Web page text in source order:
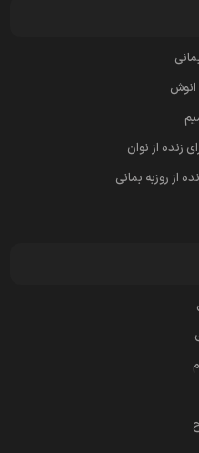
انوش
زنده از نوان
از روزبه بمانی